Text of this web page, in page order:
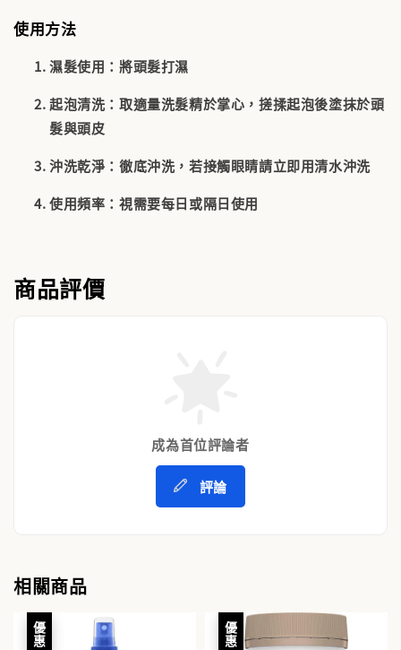
使用方法
濕髮使用 ：將頭髮打濕
起泡清洗 ：取適量洗髮精於掌心，搓揉起泡後塗抹於頭
髮與頭皮
沖洗乾淨 ：徹底沖洗，若接觸眼睛請立即用清水沖洗
使用頻率 ：視需要每日或隔日使用
商品評價
成為首位評論者
評論
相關商品
優惠 優惠